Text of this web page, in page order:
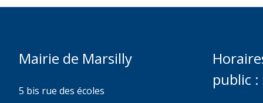
Mairie de Marsilly
5 bis rue des écoles
public :